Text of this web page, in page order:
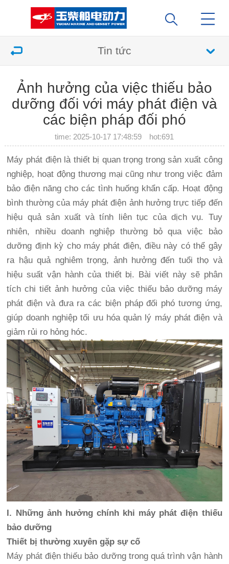
Tin tức
Ảnh hưởng của việc thiếu bảo
dưỡng đối với máy phát điện và
các biện pháp đối phó
time: 2025-10-17 17:48:59 hot:691
Máy phát điện là thiết bị quan trọng trong sản xuất công
nghiệp, hoạt động thương mại cũng như trong việc đảm
bảo điện năng cho các tình huống khẩn cấp. Hoạt động
bình thường của máy phát điện ảnh hưởng trực tiếp đến
hiệu quả sản xuất và tính liên tục của dịch vụ. Tuy
nhiên, nhiều doanh nghiệp thường bỏ qua việc bảo
dưỡng định kỳ cho máy phát điện, điều này có thể gây
ra hậu quả nghiêm trọng, ảnh hưởng đến tuổi thọ và
hiệu suất vận hành của thiết bị. Bài viết này sẽ phân
tích chi tiết ảnh hưởng của việc thiếu bảo dưỡng máy
phát điện và đưa ra các biện pháp đối phó tương ứng,
giúp doanh nghiệp tối ưu hóa quản lý máy phát điện và
giảm rủi ro hỏng hóc.
I. Những ảnh hưởng chính khi máy phát điện thiếu
bảo dưỡng
Thiết bị thường xuyên gặp sự cố
Máy phát điện thiếu bảo dưỡng trong quá trình vận hành